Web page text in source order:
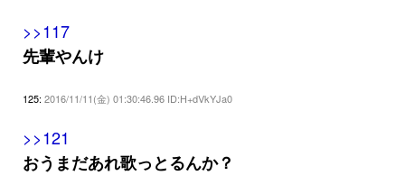
>>117
先輩やんけ
125: 2016/11/11(金) 01:30:46.96 ID:H+dVkYJa0
>>121
おうまだあれ歌っとるんか？